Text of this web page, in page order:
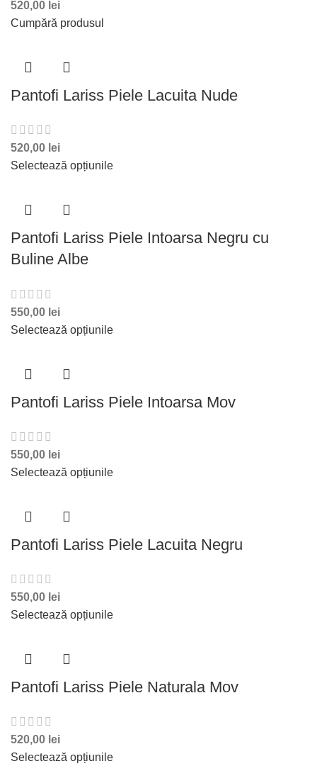
de a avea cu ce mă încălța la un eveniment important și a
spus cuvântul . sunt atât de finuțe și atent lucrate ,elegante
mulțumiri
520,00 lei
Cumpără produsul
Pantofi Lariss Piele Lacuita Nude
520,00 lei
Selectează opțiunile
Pantofi Lariss Piele Intoarsa Negru cu
Buline Albe
550,00 lei
Selectează opțiunile
Pantofi Lariss Piele Intoarsa Mov
550,00 lei
Selectează opțiunile
Pantofi Lariss Piele Lacuita Negru
550,00 lei
Selectează opțiunile
Pantofi Lariss Piele Naturala Mov
520,00 lei
Selectează opțiunile